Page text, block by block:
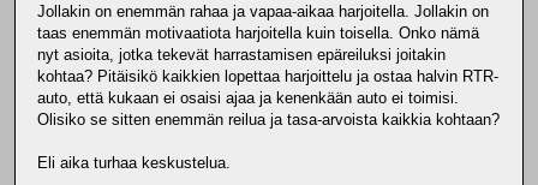
Jollakin on enemmän rahaa ja vapaa-aikaa harjoitella. Jollakin on
taas enemmän motivaatiota harjoitella kuin toisella. Onko nämä
nyt asioita, jotka tekevät harrastamisen epäreiluksi joitakin
kohtaa? Pitäisikö kaikkien lopettaa harjoittelu ja ostaa halvin RTR-
auto, että kukaan ei osaisi ajaa ja kenenkään auto ei toimisi.
Olisiko se sitten enemmän reilua ja tasa-arvoista kaikkia kohtaan?
Eli aika turhaa keskustelua.